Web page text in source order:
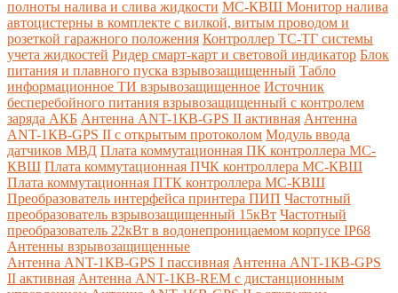
полноты налива и слива жидкости МС-КВШ Монитор налива
автоцистерны в комплекте с вилкой, витым проводом и
розеткой гаражного положения Контроллер ТС-ТГ системы
учета жидкостей Ридер смарт-карт и световой индикатор Блок
питания и плавного пуска взрывозащищенный Табло
информационное ТИ взрывозащищенное Источник
бесперебойного питания взрывозащищенный с контролем
заряда АКБ Антенна ANT-1КВ-GPS II активная Антенна
ANT-1КВ-GPS II с открытым протоколом Модуль ввода
датчиков МВД Плата коммутационная ПК контроллера МС-
КВШ Плата коммутационная ПЧК контроллера МС-КВШ
Плата коммутационная ПТК контроллера МС-КВШ
Преобразователь интерфейса принтера ПИП Частотный
преобразователь взрывозащищенный 15кВт Частотный
преобразователь 22кВт в водонепроницаемом корпусе IP68
Антенны взрывозащищенные
Антенна ANT-1КВ-GPS I пассивная Антенна ANT-1КВ-GPS
II активная Антенна ANT-1КВ-REM c дистанционным